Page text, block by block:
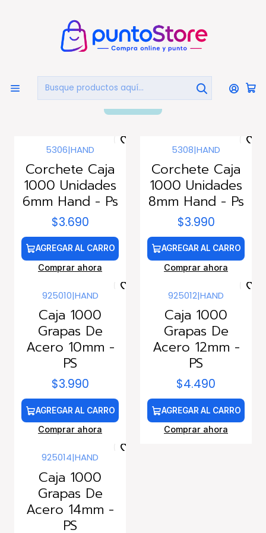
Inicio LIBRERÍA Y ARTE Corchetes y Grapas
Corchetes y Grapas
5306|HAND
Corchete Caja
1000 Unidades
6mm Hand - Ps
$3.690
AGREGAR AL CARRO
Comprar ahora
5308|HAND
Corchete Caja
1000 Unidades
8mm Hand - Ps
$3.990
AGREGAR AL CARRO
Comprar ahora
925010|HAND
Caja 1000
Grapas De
Acero 10mm -
PS
$3.990
AGREGAR AL CARRO
Comprar ahora
925012|HAND
Caja 1000
Grapas De
Acero 12mm -
PS
$4.490
AGREGAR AL CARRO
Comprar ahora
925014|HAND
Caja 1000
Grapas De
Acero 14mm -
PS